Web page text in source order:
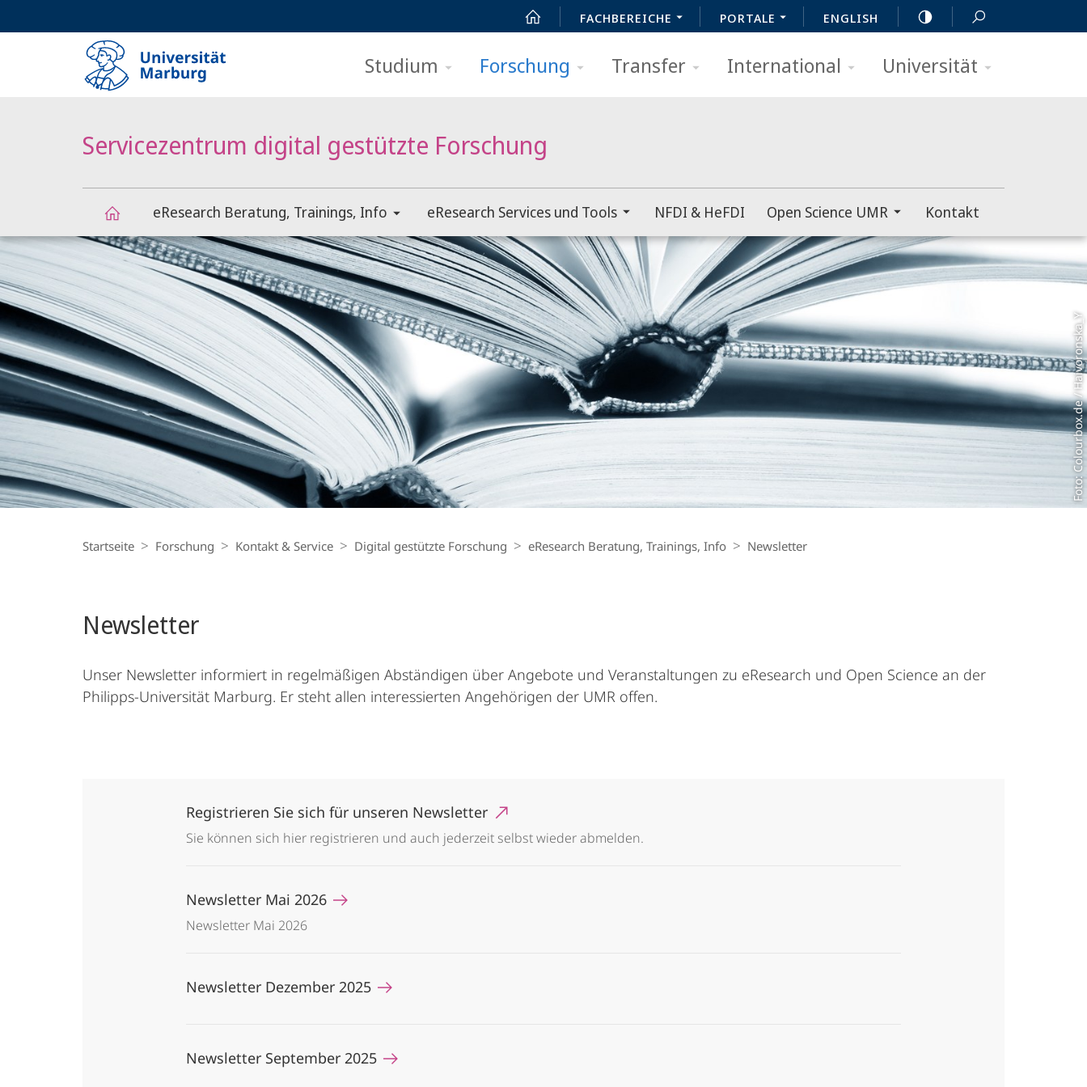
FACHBEREICHE PORTALE ENGLISH
Studium Forschung Transfer International Universität
Servicezentrum digital gestützte Forschung
Servicezentrum
digital
gestützte
Forschung
eResearch Beratung, Trainings, Info eResearch Services und Tools NFDI & HeFDI Open Science UMR Kontakt
Hauptinhalt
Foto: Colourbox.de / Haivoronska_Y
Navigation
Startseite Forschung Kontakt & Service Digital gestützte Forschung eResearch Beratung, Trainings, Info Newsletter
Newsletter
Unser Newsletter informiert in regelmäßigen Abständigen über Angebote und Veranstaltungen zu eResearch und Open Science an der
Philipps-Universität Marburg. Er steht allen interessierten Angehörigen der UMR offen.
Registrieren Sie sich für unseren Newsletter
Sie können sich hier registrieren und auch jederzeit selbst wieder abmelden.
Newsletter Mai 2026
Newsletter Mai 2026
Newsletter Dezember 2025
Newsletter September 2025